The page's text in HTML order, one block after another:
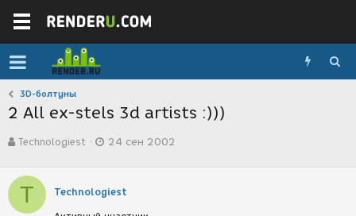
3D-болтуны
2 All ex-stels 3d artists :)))
в
о
р
Technologiest
а
с
24 сен 2002
T Technologiest